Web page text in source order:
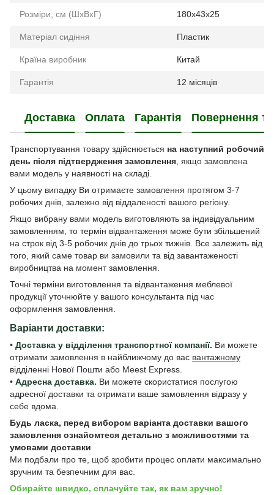
Розміри, см (ШхВхГ) 180x43x25
Матеріал сидіння Пластик
Країна виробник Китай
Гарантія 12 місяців
Доставка Оплата Гарантія Повернення
Транспортування товару здійснюється на наступний робочий
день після підтвердження замовлення , якщо замовлена
вами модель у наявності на складі.
У цьому випадку Ви отримаєте замовлення протягом 3-7
робочих днів, залежно від віддаленості вашого регіону.
Якщо вибрану вами модель виготовляють за індивідуальним
замовленням, то термін відвантаження може бути збільшений
на строк від 3-5 робочих днів до трьох тижнів. Все залежить від
того, який саме товар ви замовили та від завантаженості
виробництва на момент замовлення.
Точні терміни виготовлення та відвантаження меблевої
продукції уточнюйте у вашого консультанта під час
оформлення замовлення.
Варіанти доставки:
• Доставка у відділення транспортної компанії. Ви можете
отримати замовлення в найближчому до вас вантажному
відділенні Нової Пошти або Meest Express.
• Адресна доставка. Ви можете скористатися послугою
адресної доставки та отримати ваше замовлення відразу у
себе вдома.
Будь ласка, перед вибором варіанта доставки вашого
замовлення ознайомтеся детально з можливостями та
умовами доставки
Ми подбали про те, щоб зробити процес оплати максимально
зручним та безпечним для вас.
Обирайте швидко, сплачуйте так, як вам зручно!